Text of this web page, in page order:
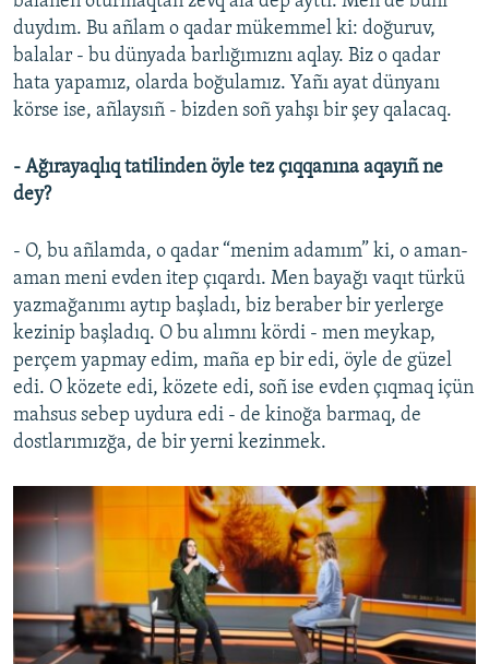
duydım. Bu añlam o qadar mükemmel ki: doğuruv,
balalar - bu dünyada barlığımıznı aqlay. Biz o qadar
hata yapamız, olarda boğulamız. Yañı ayat dünyanı
körse ise, añlaysıñ - bizden soñ yahşı bir şey qalacaq.
- Ağırayaqlıq tatilinden öyle tez çıqqanına aqayıñ ne
dey?
- O, bu añlamda, o qadar “menim adamım” ki, o aman-
aman meni evden itep çıqardı. Men bayağı vaqıt türkü
yazmağanımı aytıp başladı, biz beraber bir yerlerge
kezinip başladıq. O bu alımnı kördi - men meykap,
perçem yapmay edim, maña ep bir edi, öyle de güzel
edi. O közete edi, közete edi, soñ ise evden çıqmaq içün
mahsus sebep uydura edi - de kinoğa barmaq, de
dostlarımızğa, de bir yerni kezinmek.